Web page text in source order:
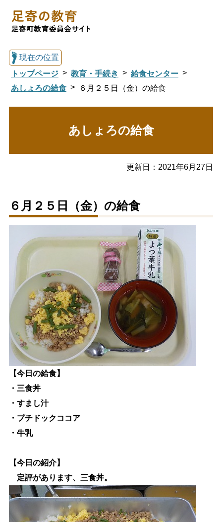
図書館
生涯学習 文化・スポーツ
文字サイズ
標準 拡大
色合い
白 黒 黄 青
現在の位置
トップページ
教育・手続き
給食センター
あしょろの給食
６月２５日（金）の給食
あしょろの給食
更新日： 2021年6月27日
６月２５日（金）の給食
【今日の給食】
・三食丼
・すまし汁
・プチドックココア
・牛乳
【今日の紹介】
定評があります、三食丼。